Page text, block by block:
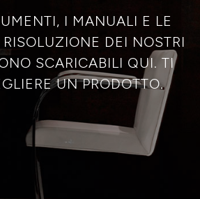
I MANUALI E LE
DEI NOSTRI
SCARICABILI QUI. TI
UN PRODOTTO.